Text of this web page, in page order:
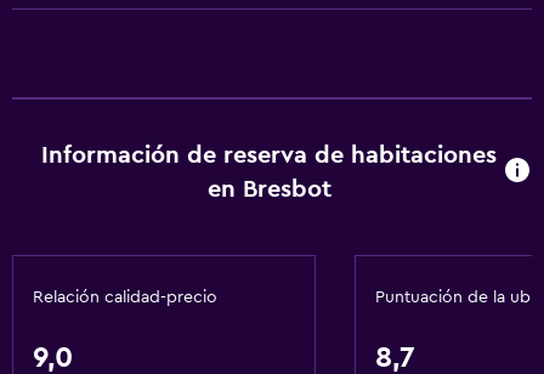
Alarma de humo
Aire acondicionado
Acondicionador
Información de reserva de habitaciones
en Bresbot
Relación calidad-precio
9,0
Puntuación de la
8,7